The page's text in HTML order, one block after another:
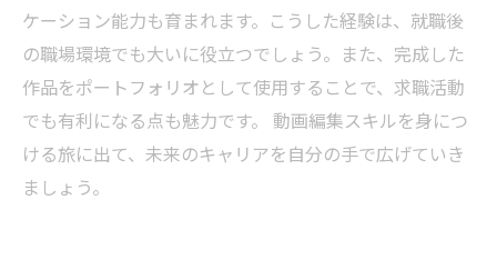
ケーション能力も育まれます。こうした経験は、就職後
の職場環境でも大いに役立つでしょう。また、完成した
作品をポートフォリオとして使用することで、求職活動
でも有利になる点も魅力です。 動画編集スキルを身につ
ける旅に出て、未来のキャリアを自分の手で広げていき
ましょう。